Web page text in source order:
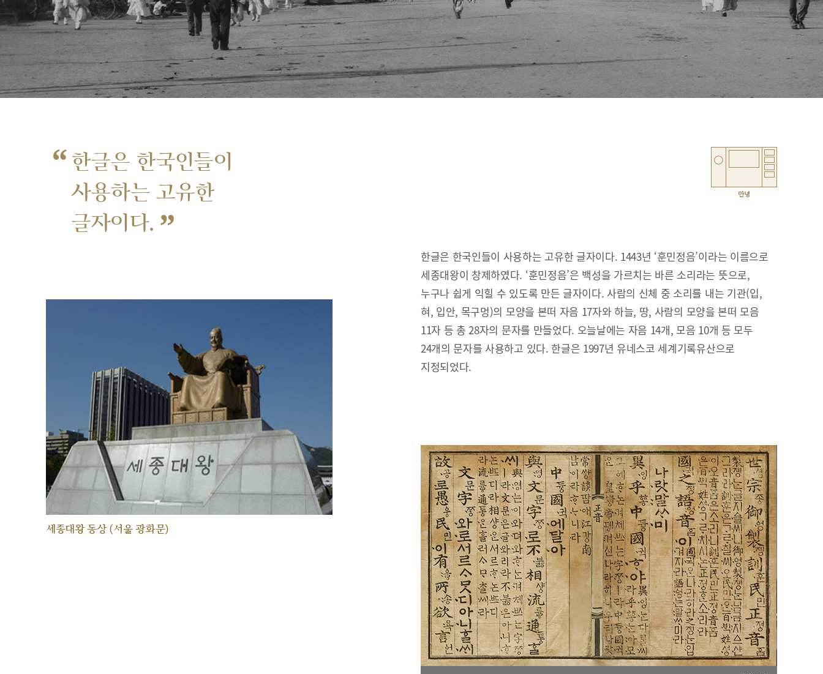
“ 한글은 한국인들이
사용하는 고유한
글자이다. ”
안녕
세종대왕 동상 (서울 광화문)
한글은 한국인들이 사용하는 고유한 글자이다. 1443년 ‘훈민정음’이라는 이름으로
세종대왕이 창제하였다. ‘훈민정음’은 백성을 가르치는 바른 소리라는 뜻으로,
누구나 쉽게 익힐 수 있도록 만든 글자이다. 사람의 신체 중 소리를 내는 기관(입,
혀, 입안, 목구멍)의 모양을 본떠 자음 17자와 하늘, 땅, 사람의 모양을 본떠 모음
11자 등 총 28자의 문자를 만들었다. 오늘날에는 자음 14개, 모음 10개 등 모두
24개의 문자를 사용하고 있다. 한글은 1997년 유네스코 세계기록유산으로
지정되었다.